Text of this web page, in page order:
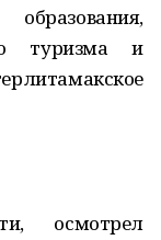
туризма и
осмотрел